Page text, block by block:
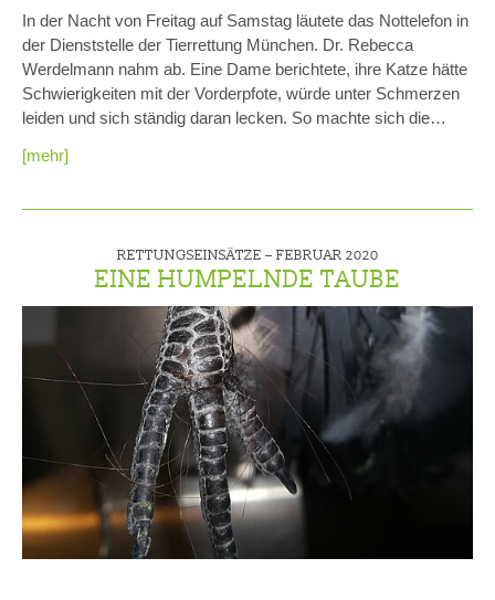
In der Nacht von Freitag auf Samstag läutete das Nottelefon in
der Dienststelle der Tierrettung München. Dr. Rebecca
Werdelmann nahm ab. Eine Dame berichtete, ihre Katze hätte
Schwierigkeiten mit der Vorderpfote, würde unter Schmerzen
leiden und sich ständig daran lecken. So machte sich die…
[mehr]
RETTUNGSEINSÄTZE – FEBRUAR 2020
EINE HUMPELNDE TAUBE